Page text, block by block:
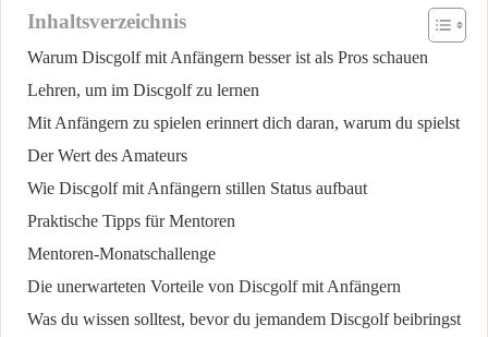
Inhaltsverzeichnis
Warum Discgolf mit Anfängern besser ist als Pros schauen
Lehren, um im Discgolf zu lernen
Mit Anfängern zu spielen erinnert dich daran, warum du spielst
Der Wert des Amateurs
Wie Discgolf mit Anfängern stillen Status aufbaut
Praktische Tipps für Mentoren
Mentoren-Monatschallenge
Die unerwarteten Vorteile von Discgolf mit Anfängern
Was du wissen solltest, bevor du jemandem Discgolf beibringst